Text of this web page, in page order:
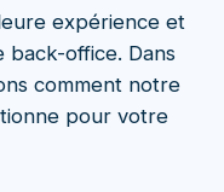
expérience et
back-office. Dans
comment notre
pour votre